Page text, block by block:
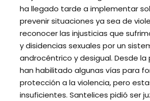
ha llegado tarde a implementar
prevenir situaciones ya sea de
reconocer las injusticias que
y disidencias sexuales por un
androcéntrico y desigual. Desde la
han habilitado algunas vías para
protección a la violencia, pero
insuficientes. Santelices pidió ser